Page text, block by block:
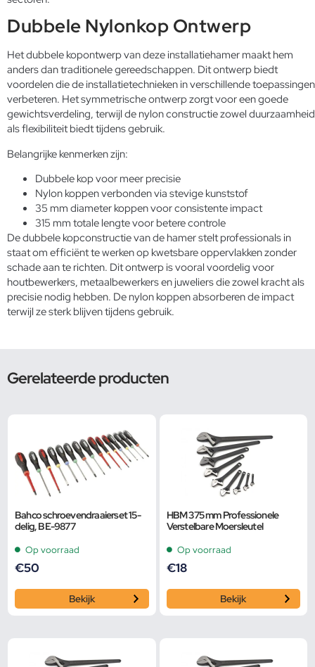
Dubbele Nylonkop Ontwerp
Het dubbele kopontwerp van deze installatiehamer maakt hem
anders dan traditionele gereedschappen. Dit ontwerp biedt
voordelen die de installatietechnieken in verschillende toepassingen
verbeteren. Het symmetrische ontwerp zorgt voor een goede
gewichtsverdeling, terwijl de nylon constructie zowel duurzaamheid
als flexibiliteit biedt tijdens gebruik.
Belangrijke kenmerken zijn:
Dubbele kop voor meer precisie
Nylon koppen verbonden via stevige kunststof
35 mm diameter koppen voor consistente impact
315 mm totale lengte voor betere controle
De dubbele kopconstructie van de hamer stelt professionals in
staat om efficiënt te werken op kwetsbare oppervlakken zonder
schade aan te richten. Dit ontwerp is vooral voordelig voor
houtbewerkers, metaalbewerkers en juweliers die zowel kracht als
precisie nodig hebben. De nylon koppen absorberen de impact
terwijl ze sterk blijven tijdens gebruik.
Gerelateerde producten
Bahco schroevendraaierset 15-
delig, BE-9877
Op voorraad
€50
Bekijk
HBM 375 mm Professionele
Verstelbare Moersleutel
Op voorraad
€18
Bekijk